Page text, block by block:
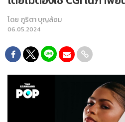
โดย ภูริตา บุญล้อม
06.05.2024